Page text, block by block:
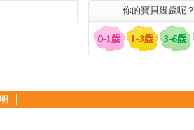
你的寶貝幾歲呢？